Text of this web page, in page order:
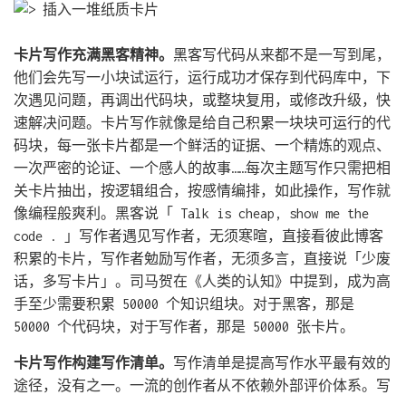
卡片写作充满黑客精神。 黑客写代码从来都不是一写到尾，
他们会先写一小块试运行，运行成功才保存到代码库中，下
次遇见问题，再调出代码块，或整块复用，或修改升级，快
速解决问题。卡片写作就像是给自己积累一块块可运行的代
码块，每一张卡片都是一个鲜活的证据、一个精炼的观点、
一次严密的论证、一个感人的故事……每次主题写作只需把相
关卡片抽出，按逻辑组合，按感情编排，如此操作，写作就
像编程般爽利。黑客说「 Talk is cheap, show me the
code . 」写作者遇见写作者，无须寒暄，直接看彼此博客
积累的卡片，写作者勉励写作者，无须多言，直接说「少废
话，多写卡片」。司马贺在《人类的认知》中提到，成为高
手至少需要积累 50000 个知识组块。对于黑客，那是
50000 个代码块，对于写作者，那是 50000 张卡片。
卡片写作构建写作清单。 写作清单是提高写作水平最有效的
途径，没有之一。一流的创作者从不依赖外部评价体系。写